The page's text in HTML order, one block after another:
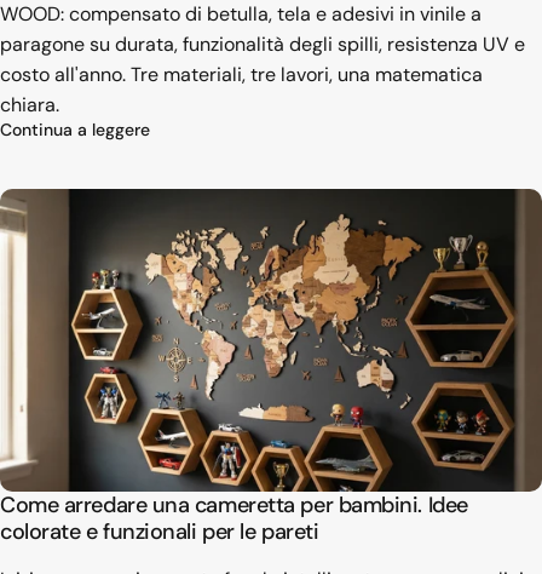
WOOD: compensato di betulla, tela e adesivi in vinile a
paragone su durata, funzionalità degli spilli, resistenza UV e
costo all'anno. Tre materiali, tre lavori, una matematica
chiara.
Continua a leggeresu Mappa del Mondo in Legno, Tela o Vinile:
Come arredare una cameretta per bambini. Idee
colorate e funzionali per le pareti